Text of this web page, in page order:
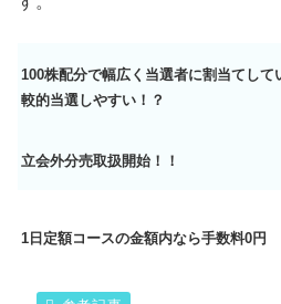
100株配分で幅広く当選者に割当てして
較的当選しやすい！？
立会外分売取扱開始！！
1日定額コースの金額内なら手数料0円